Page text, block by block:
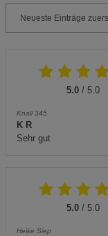
5.0 / 5.0
Knall 345
K R
Sehr gut
5.0 / 5.0
Heike Siep